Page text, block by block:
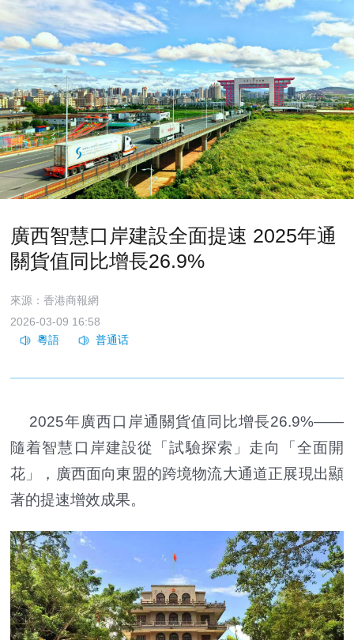
廣西智慧口岸建設全面提速 2025年通
關貨值同比增長26.9%
來源：香港商報網
2026-03-09 16:58
2025年廣西口岸通關貨值同比增長26.9%——
隨着智慧口岸建設從「試驗探索」走向「全面開
花」，廣西面向東盟的跨境物流大通道正展現出顯
著的提速增效成果。